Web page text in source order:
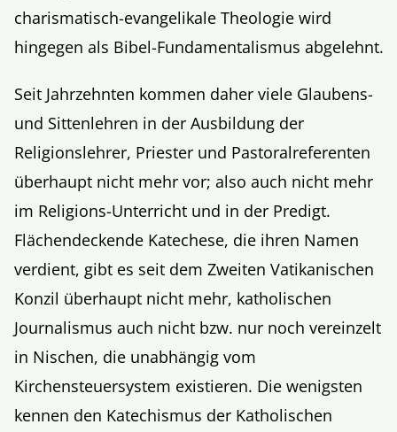
charismatisch-evangelikale Theologie wird
hingegen als Bibel-Fundamentalismus abgelehnt.
Seit Jahrzehnten kommen daher viele Glaubens-
und Sittenlehren in der Ausbildung der
Religionslehrer, Priester und Pastoralreferenten
überhaupt nicht mehr vor; also auch nicht mehr
im Religions-Unterricht und in der Predigt.
Flächendeckende Katechese, die ihren Namen
verdient, gibt es seit dem Zweiten Vatikanischen
Konzil überhaupt nicht mehr, katholischen
Journalismus auch nicht bzw. nur noch vereinzelt
in Nischen, die unabhängig vom
Kirchensteuersystem existieren. Die wenigsten
kennen den Katechismus der Katholischen